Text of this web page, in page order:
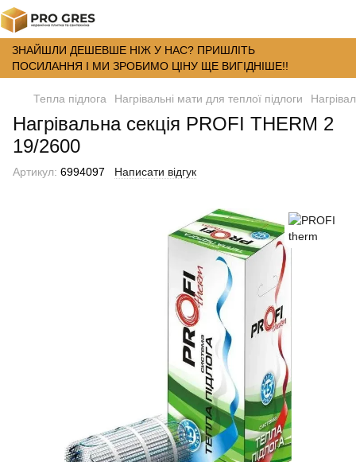
ЗНАЙШЛИ ДЕШЕВШЕ НІЖ У НАС? ПРИШЛІТЬ
ПОСИЛАННЯ І МИ ЗРОБИМО ЦІНУ ЩЕ ВИГІДНІШЕ!!
Тепла підлога Нагрівальні мати для теплої підлоги
Нагрівальна секція PROFI THERM 2
19/2600
Артикул: 6994097 Написати відгук